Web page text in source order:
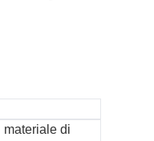
materiale di